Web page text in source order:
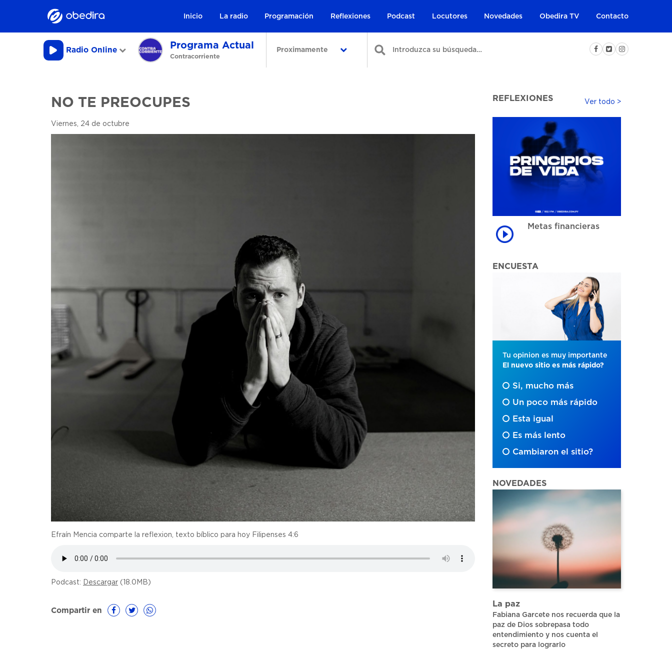
Inicio La radio Programación Reflexiones Podcast Locutores Novedades Obedira TV Contacto
Radio Online Programa Actual
Contracorriente
Proximamente
NO TE PREOCUPES
Viernes, 24 de octubre
Efraín Mencia comparte la reflexion, texto bíblico para hoy Filipenses 4:6
Podcast: Descargar (18.0MB)
Compartir en
REFLEXIONES Ver todo >
Metas financieras
ENCUESTA
Tu opinion es muy importante
El nuevo sitio es más rápido?
Si, mucho más
Un poco más rápido
Esta igual
Es más lento
Cambiaron el sitio?
NOVEDADES
La paz
Fabiana Garcete nos recuerda que la
paz de Dios sobrepasa todo
entendimiento y nos cuenta el
secreto para lograrlo